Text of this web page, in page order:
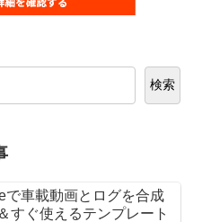
検索
で車載動画とログを合成
すぐ使えるテンプレート